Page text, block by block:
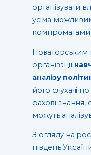
організувати
усіма
компроматами
Новаторським
організації
аналізу
його слухачі
фахові знання,
можуть
З огляду на
південь